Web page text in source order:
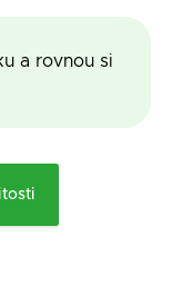
a rovnou si